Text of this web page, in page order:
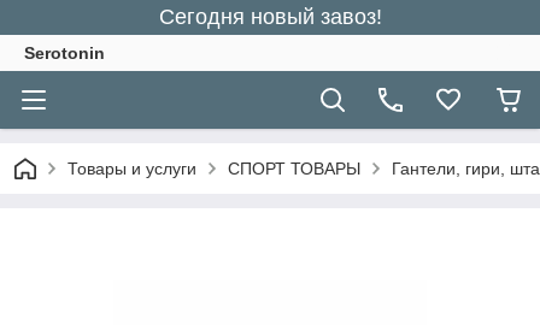
Сегодня новый завоз!
Serotonin
Товары и услуги СПОРТ ТОВАРЫ Гантели, гири,